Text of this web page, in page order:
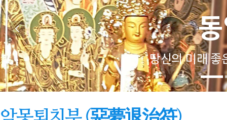
당신의 미래 좋